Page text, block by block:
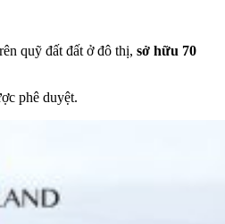
quỹ đất đất ở đô thị, sở hữu 70
phê duyệt.